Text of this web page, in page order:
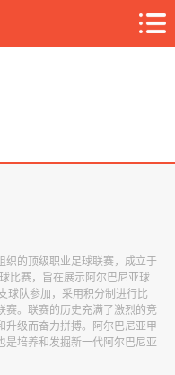
织的顶级职业足球联赛，成立于
比赛，旨在展示阿尔巴尼亚球
球队参加，采用积分制进行比
赛。联赛的历史充满了激烈的竞
升级而奋力拼搏。阿尔巴尼亚甲
是培养和发掘新一代阿尔巴尼亚